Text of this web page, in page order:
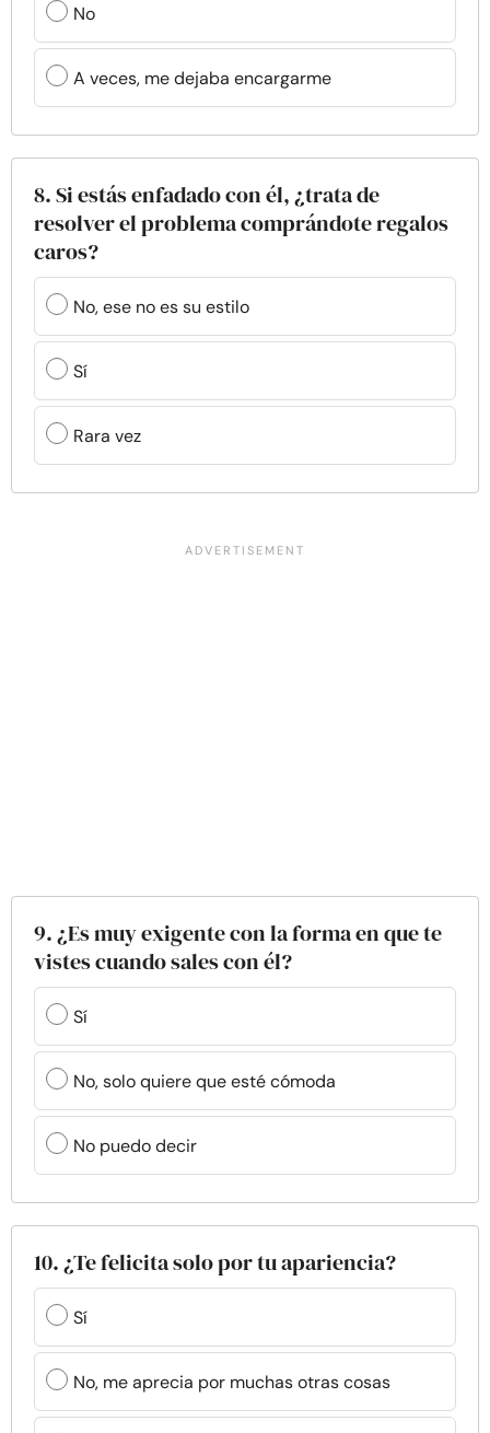
No
A veces, me dejaba encargarme
8. Si estás enfadado con él, ¿trata de
resolver el problema comprándote regalos
caros?
No, ese no es su estilo
Sí
Rara vez
9. ¿Es muy exigente con la forma en que te
vistes cuando sales con él?
Sí
No, solo quiere que esté cómoda
No puedo decir
10. ¿Te felicita solo por tu apariencia?
Sí
No, me aprecia por muchas otras cosas